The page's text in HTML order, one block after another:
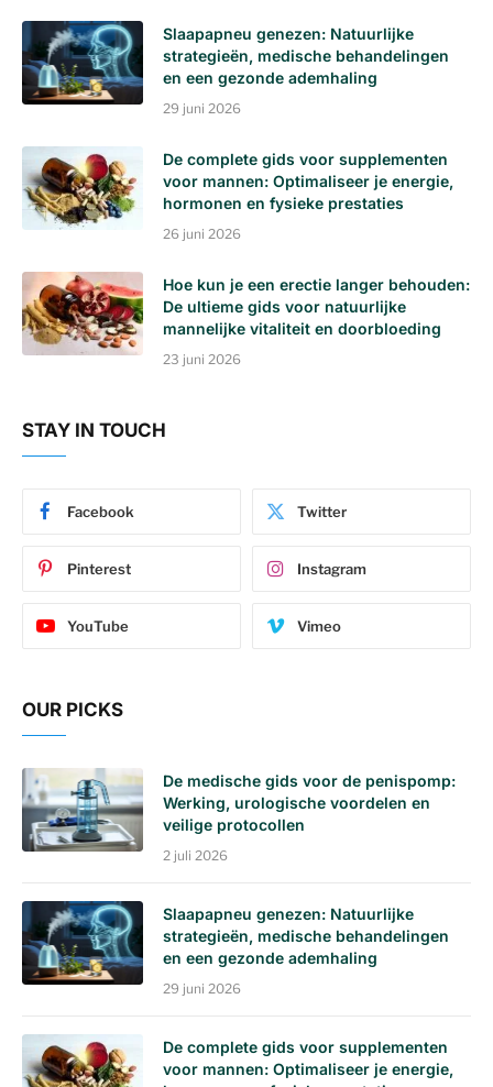
Slaapapneu genezen: Natuurlijke
strategieën, medische behandelingen
en een gezonde ademhaling
29 juni 2026
De complete gids voor supplementen
voor mannen: Optimaliseer je energie,
hormonen en fysieke prestaties
26 juni 2026
Hoe kun je een erectie langer behouden:
De ultieme gids voor natuurlijke
mannelijke vitaliteit en doorbloeding
23 juni 2026
STAY IN TOUCH
Facebook Twitter
Pinterest Instagram
YouTube Vimeo
OUR PICKS
De medische gids voor de penispomp:
Werking, urologische voordelen en
veilige protocollen
2 juli 2026
Slaapapneu genezen: Natuurlijke
strategieën, medische behandelingen
en een gezonde ademhaling
29 juni 2026
De complete gids voor supplementen
voor mannen: Optimaliseer je energie,